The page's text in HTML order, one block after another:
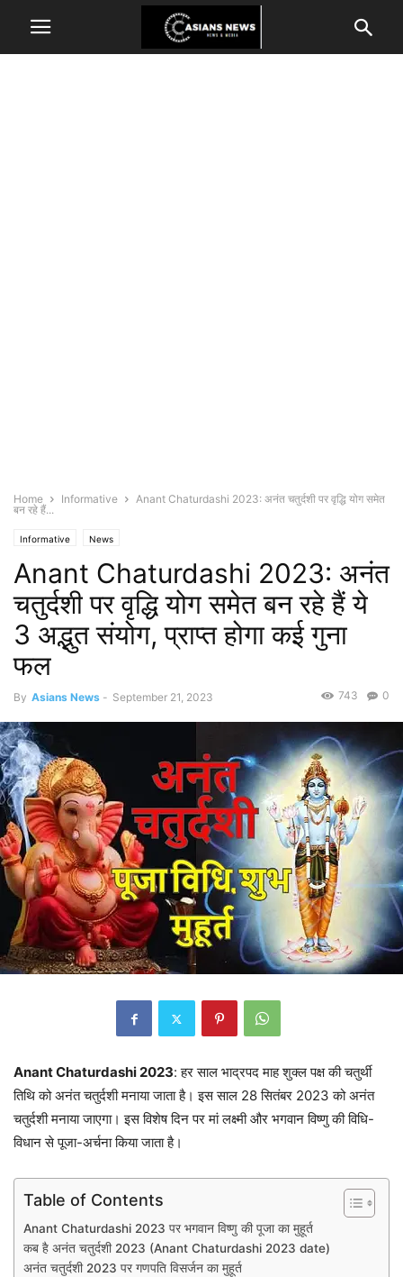
Home Informative
Anant Chaturdashi 2023: अनंत चतुर्दशी पर वृद्धि योग समेत
बन रहे हैं...
Informative News
Anant Chaturdashi 2023: अनंत
चतुर्दशी पर वृद्धि योग समेत बन रहे हैं ये
3 अद्भुत संयोग, प्राप्त होगा कई गुना
फल
By Asians News - September 21, 2023 0
743
Anant Chaturdashi 2023: हर साल भाद्रपद माह शुक्ल पक्ष की चतुर्थी
तिथि को अनंत चतुर्दशी मनाया जाता है। इस साल 28 सितंबर 2023 को अनंत
चतुर्दशी मनाया जाएगा। इस विशेष दिन पर मां लक्ष्मी और भगवान विष्णु की विधि-
विधान से पूजा-अर्चना किया जाता है।
Table of Contents
Anant Chaturdashi 2023 पर भगवान विष्णु की पूजा का मुहूर्त
कब है अनंत चतुर्दशी 2023 (Anant Chaturdashi 2023 date)
अनंत चतुर्दशी 2023 पर गणपति विसर्जन का मुहूर्त